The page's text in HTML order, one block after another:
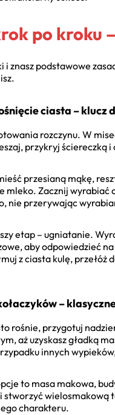
po kroku
i znasz podstawowe
ciasta – klucz
rozczynu. W
przykryj ściereczką i
przesianą mąkę,
mleko. Zacznij
nie przerywając
etap – ugniatanie.
aby odpowiedzieć
z ciasta kulę, przełóż
–
rośnie, przygotuj
aż uzyskasz gładką
innych
to masa makowa,
stworzyć wielosmakową
charakteru.